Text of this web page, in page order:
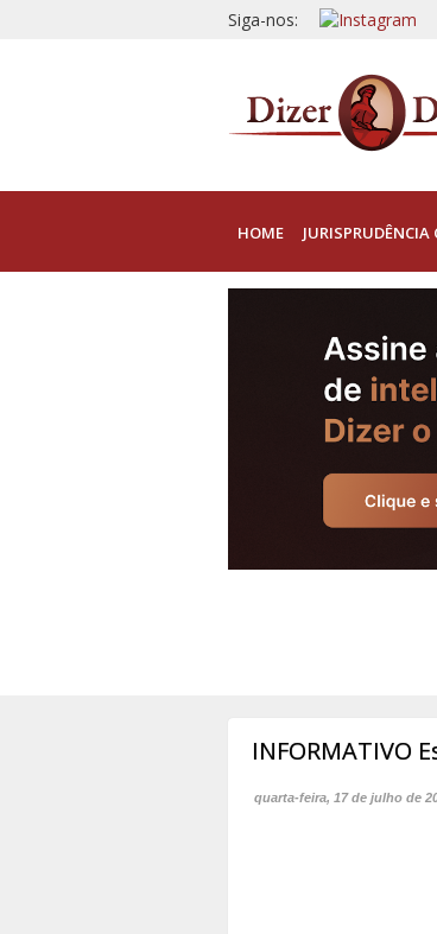
Siga-nos:
HOME
INFORMATIVO
quarta-feira, 17 de julho de